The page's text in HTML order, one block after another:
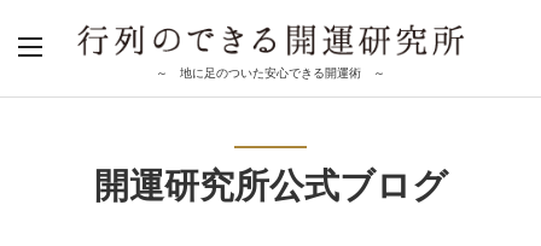
～ 地に足のついた安心できる開運術 ～
開運研究所公式ブログ